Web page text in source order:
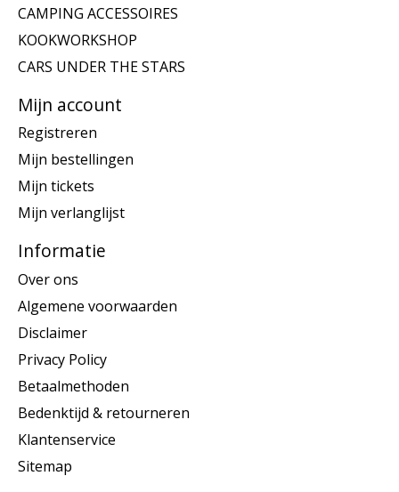
CAMPING ACCESSOIRES
KOOKWORKSHOP
CARS UNDER THE STARS
Mijn account
Registreren
Mijn bestellingen
Mijn tickets
Mijn verlanglijst
Informatie
Over ons
Algemene voorwaarden
Disclaimer
Privacy Policy
Betaalmethoden
Bedenktijd & retourneren
Klantenservice
Sitemap